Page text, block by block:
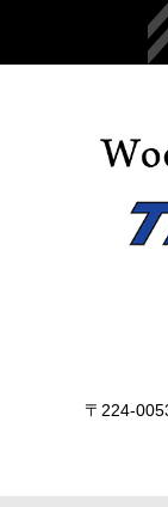
〒224-